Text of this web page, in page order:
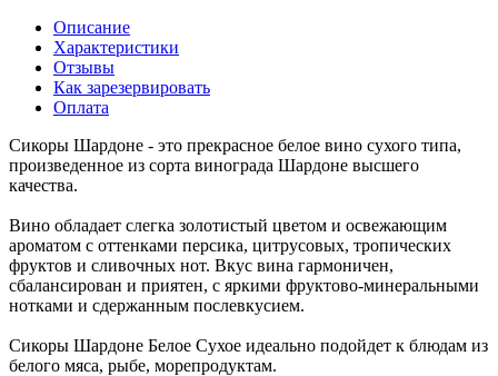
Описание
Характеристики
Отзывы
Как зарезервировать
Оплата
Сикоры Шардоне - это прекрасное белое вино сухого типа,
произведенное из сорта винограда Шардоне высшего
качества.
Вино обладает слегка золотистый цветом и освежающим
ароматом с оттенками персика, цитрусовых, тропических
фруктов и сливочных нот. Вкус вина гармоничен,
сбалансирован и приятен, с яркими фруктово-минеральными
нотками и сдержанным послевкусием.
Сикоры Шардоне Белое Сухое идеально подойдет к блюдам из
белого мяса, рыбе, морепродуктам.